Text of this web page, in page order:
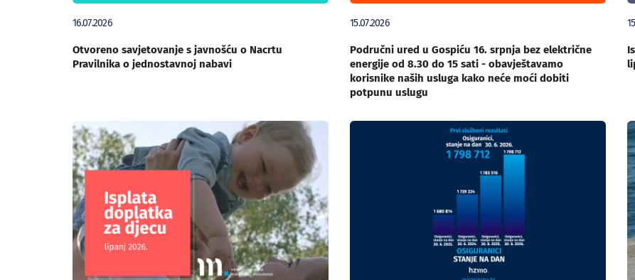
16.07.2026
Otvoreno savjetovanje s javnošću o Nacrtu
Pravilnika o jednostavnoj nabavi
15.07.2026
Područni ured u Gospiću 16. srpnja bez električne
energije od 8.30 do 15 sati - obavještavamo
korisnike naših usluga kako neće moći dobiti
potpunu uslugu